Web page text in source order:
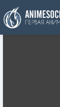
Funding